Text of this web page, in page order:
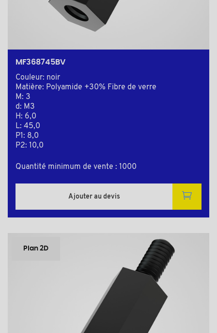
MF368745BV
Couleur: noir
Matière: Polyamide +30% Fibre de verre
M: 3
d: M3
H: 6,0
L: 45,0
P1: 8,0
P2: 10,0
Quantité minimum de vente : 1000
Ajouter au devis
Plan 2D